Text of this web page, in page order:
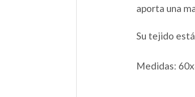
aporta una
Su tejido
Medidas: